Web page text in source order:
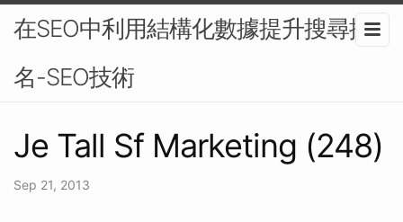
在SEO中利用結構化數據提升搜尋排
名-SEO技術
Je Tall Sf Marketing (248)
Sep 21, 2013